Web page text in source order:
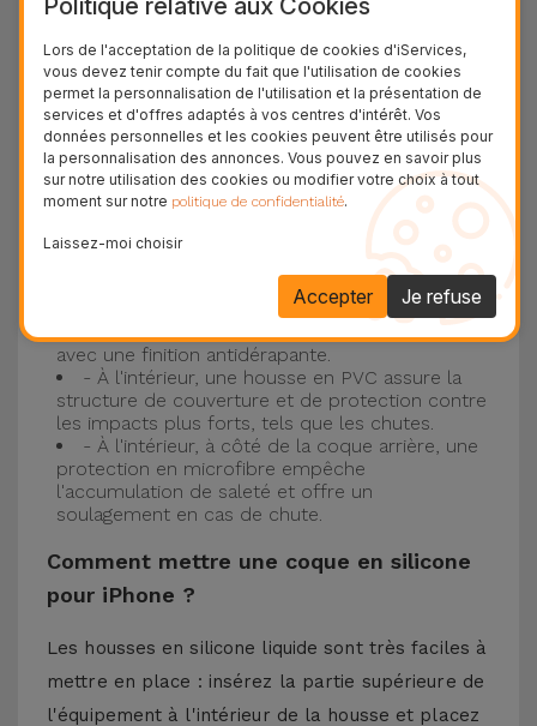
Protection à 3 couches avec coques en
silicone
Nos coques en silicone pour iPhone ont une
construction robuste et de qualité, avec une
construction à trois couches, pour éviter au
maximum les accidents et les casses !
- Une première couche de silicone liquide
donne de la couleur et une couverture
complète à la coque arrière et au bord latéral de
votre smartphone. C'est un matériau résistant,
avec une finition antidérapante.
- À l'intérieur, une housse en PVC assure la
structure de couverture et de protection contre
les impacts plus forts, tels que les chutes.
- À l'intérieur, à côté de la coque arrière, une
protection en microfibre empêche
l'accumulation de saleté et offre un
soulagement en cas de chute.
Comment mettre une coque en silicone
pour iPhone ?
Les housses en silicone liquide sont très faciles à
mettre en place : insérez la partie supérieure de
l'équipement à l'intérieur de la housse et placez
Lors de l'acceptation de la politique de cookies d'iServices,
vous devez tenir compte du fait que l'utilisation de cookies
permet la personnalisation de l'utilisation et la présentation de
services et d'offres adaptés à vos centres d'intérêt. Vos
données personnelles et les cookies peuvent être utilisés pour
la personnalisation des annonces. Vous pouvez en savoir plus
sur notre utilisation des cookies ou modifier votre choix à tout
moment sur notre politique de confidentialité.
Laissez-moi choisir
Je refuse
Accepter